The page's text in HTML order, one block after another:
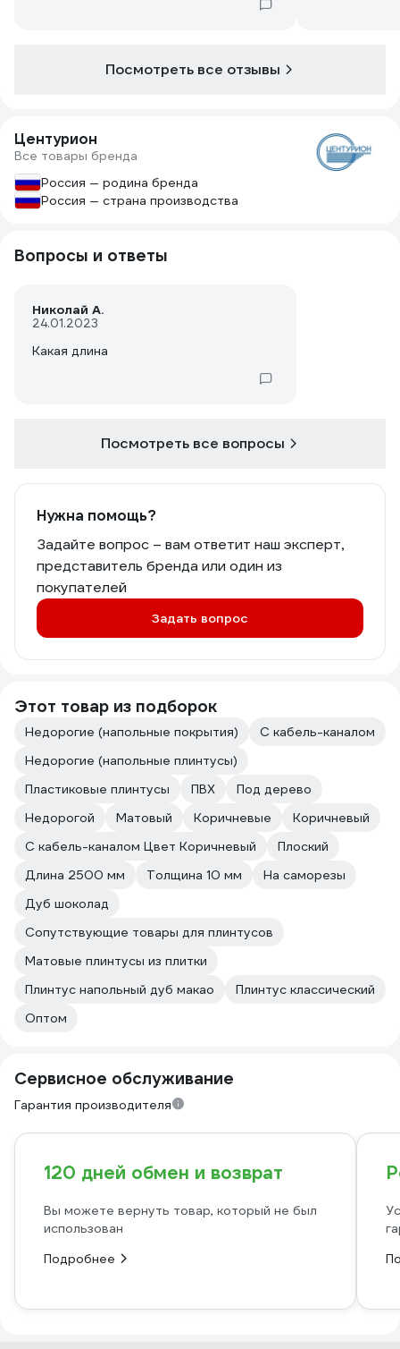
Посмотреть все отзывы
Центурион
Все товары бренда
Россия — родина бренда
Россия — страна производства
Вопросы и ответы
Николай А.
24.01.2023
Какая длина
Посмотреть все вопросы
Нужна помощь?
Задайте вопрос – вам ответит наш эксперт,
представитель бренда или один из
покупателей
Задать вопрос
Этот товар из подборок
Недорогие (напольные покрытия)
С кабель-каналом
Недорогие (напольные плинтусы)
Пластиковые плинтусы
ПВХ
Под дерево
Недорогой
Матовый Коричневые
Коричневый
С кабель-каналом Цвет Коричневый
Плоский
Длина 2500 мм
Толщина 10 мм
На саморезы
Дуб шоколад
Сопутствующие товары для плинтусов
Матовые плинтусы из плитки
Плинтус напольный дуб макао
Плинтус классический
Оптом
Сервисное обслуживание
Гарантия производителя
120 дней обмен и возврат
Вы можете вернуть товар, который не был
использован
Подробнее